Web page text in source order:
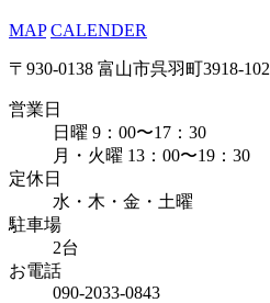
MAP CALENDER
〒930-0138 富山市呉羽町3918-102
営業日
日曜 9：00〜17：30
月・火曜 13：00〜19：30
定休日
水・木・金・土曜
駐車場
2台
お電話
090-2033-0843